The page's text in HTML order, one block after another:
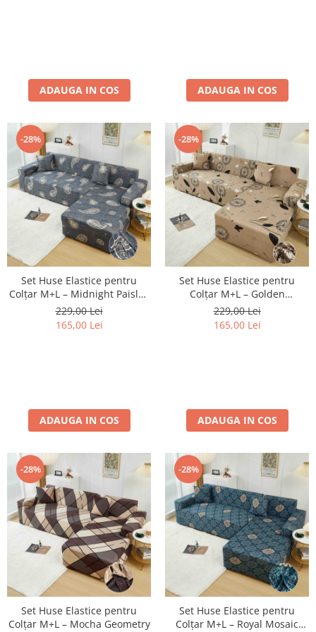
ADAUGA IN COS ADAUGA IN COS
-28%
Set Huse Elastice pentru
Colțar M+L – Midnight Paisley
Gri
229,00 Lei
165,00 Lei
ADAUGA IN COS
-28%
Set Huse Elastice pentru
Colțar M+L – Golden
Dandelion Bej
229,00 Lei
165,00 Lei
ADAUGA IN COS
-28%
Set Huse Elastice pentru
Colțar M+L – Mocha Geometry
-28%
Set Huse Elastice pentru
Colțar M+L – Royal Mosaic